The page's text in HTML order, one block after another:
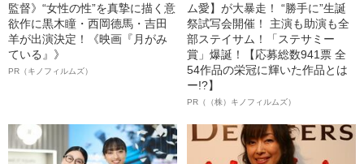
監督》“女性の性”を真摯に描く意
欲作に黒木瞳・西岡德馬・吉田
羊が出演決定！《映画『月がみ
ている』》
PR（キノフィルムズ）
ム愛】が大暴走！ “勝手に”生誕
祭試写会開催！ 主演も助演も全
部ステイサム！「ステサミー
賞」爆誕！【応募総数941票 全
54作品の栄冠に輝いた作品とは
ー!?】
PR（（株）キノフィルムズ）